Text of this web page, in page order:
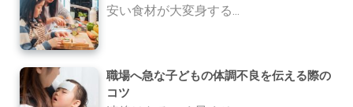
安い食材が大変身する...
職場へ急な子どもの体調不良を伝える際の
コツ